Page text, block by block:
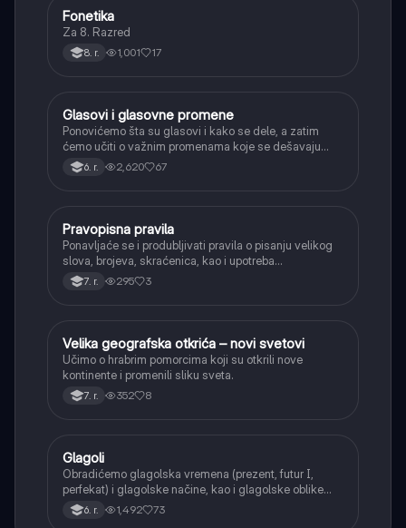
Srpski jezik
Fonetika
Za 8. Razred
8. r. 1,001 17
Srpski jezik
Glasovi i glasovne promene
Ponovićemo šta su glasovi i kako se dele, a zatim
ćemo učiti o važnim promenama koje se dešavaju
kada se glasovi nađu jedan pored drugog u rečima
(npr. jednačenje suglasnika po zvučnosti i mestu
6. r. 2,620 67
Srpski jezik
Pravopisna pravila
Ponavljaće se i produbljivati pravila o pisanju velikog
slova, brojeva, skraćenica, kao i upotreba
interpunkcije, sa posebnim fokusom na zarez u
složenoj rečenici.
7. r. 295 3
Istorija
Velika geografska otkrića – novi svetovi
Učimo o hrabrim pomorcima koji su otkrili nove
kontinente i promenili sliku sveta.
7. r. 352 8
Srpski jezik
Glagoli
Obradićemo glagolska vremena (prezent, futur I,
perfekat) i glagolske načine, kao i glagolske oblike
(infinitiv, glagolski pridevi i prilozi) i glagolski vid
(svršeni i nesvršeni).
6. r. 1,492 73